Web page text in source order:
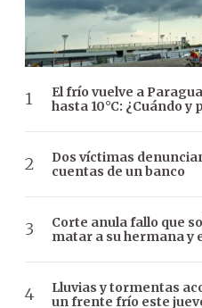
El frío vuelve a
hasta 10°C: ¿Cuándo
Dos víctimas
cuentas de un banco
Corte anula fallo que
matar a su hermana y
Lluvias y tormentas
un frente frío este